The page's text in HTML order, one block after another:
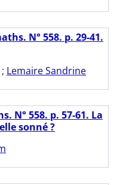
N° 558. p. 29-41.
; Lemaire Sandrine
N° 558. p. 57-61. La
sonné ?